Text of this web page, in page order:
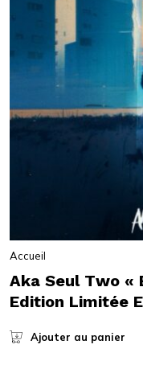
Accueil
Aka Seul Two «
Edition Limitée
Ajouter au panier